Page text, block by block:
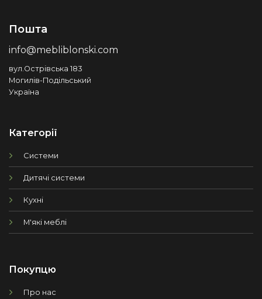
Пошта
info@mebliblonski.com
вул.Острівська 183
Могилів-Подільський
Україна
Категорії
Системи
Дитячі системи
Кухні
М'які меблі
Покупцю
Про нас